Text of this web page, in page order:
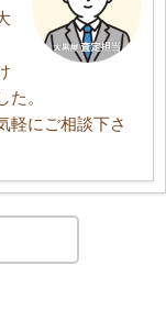
。
軽にご相談下さ